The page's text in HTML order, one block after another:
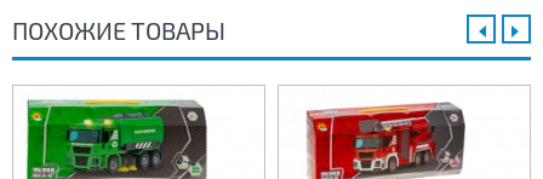
ПОХОЖИЕ ТОВАРЫ